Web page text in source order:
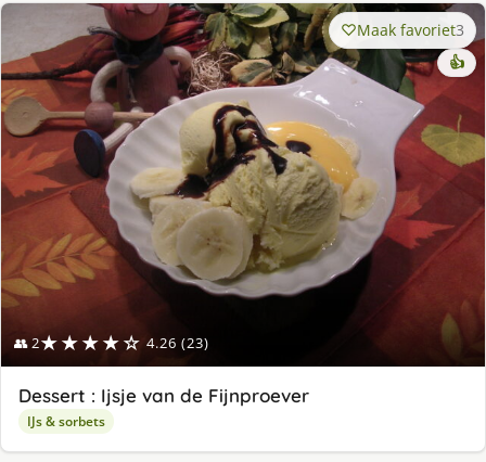
👥 2★★★★☆ 4.26 (23)
Maak favoriet3
👍
Dessert : Ijsje van de Fijnproever
IJs & sorbets